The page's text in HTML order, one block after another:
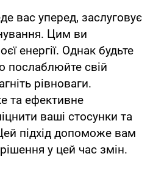
вас уперед, заслуговує
Цим ви
енергії. Однак будьте
послаблюйте свій
рівноваги.
та ефективне
ваші стосунки та
підхід допоможе вам
у цей час змін.